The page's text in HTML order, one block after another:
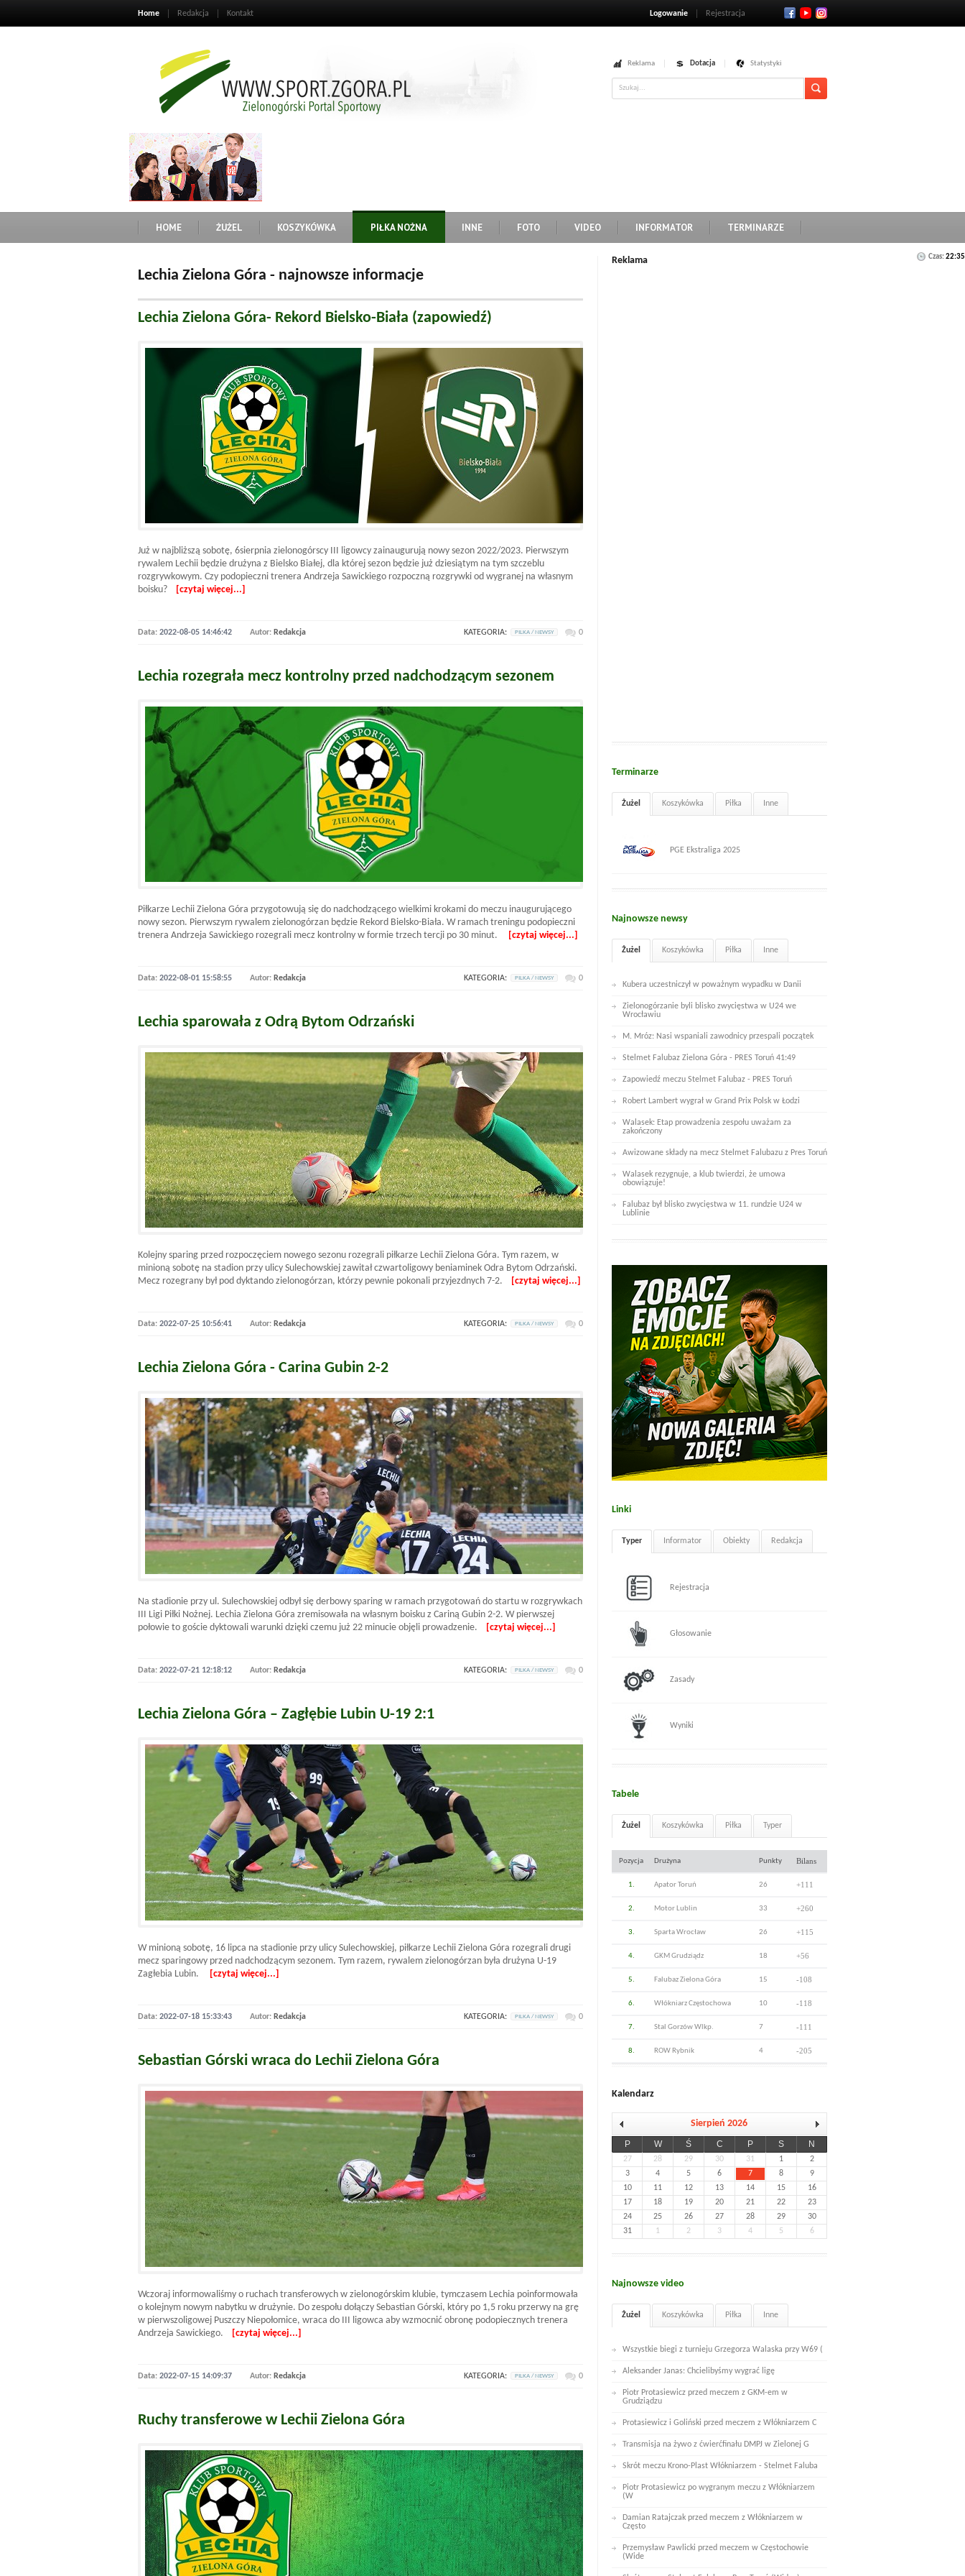
Home Redakcja Kontakt Logowanie Rejestracja
Reklama Dotacja Statystyki
HOME ŻUŻEL KOSZYKÓWKA PIŁKA NOŻNA INNE FOTO VIDEO INFORMATOR TERMINARZE
Czas:22:35
Lechia Zielona Góra - najnowsze informacje
Lechia Zielona Góra- Rekord Bielsko-Biała (zapowiedź)
Już w najbliższą sobotę, 6sierpnia zielonogórscy III ligowcy zainaugurują nowy sezon 2022/2023. Pierwszym
rywalem Lechii będzie drużyna z Bielsko Białej, dla której sezon będzie już dziesiątym na tym szczeblu
rozgrywkowym. Czy podopieczni trenera Andrzeja Sawickiego rozpoczną rozgrywki od wygranej na własnym
boisku?
[czytaj więcej...]
Data: 2022-08-05 14:46:42 Autor: Redakcja KATEGORIA: PILKA / NEWSY 0
Lechia rozegrała mecz kontrolny przed nadchodzącym sezonem
Piłkarze Lechii Zielona Góra przygotowują się do nadchodzącego wielkimi krokami do meczu inaugurującego
nowy sezon. Pierwszym rywalem zielonogórzan będzie Rekord Bielsko-Biała. W ramach treningu podopieczni
trenera Andrzeja Sawickiego rozegrali mecz kontrolny w formie trzech tercji po 30 minut.
[czytaj więcej...]
Data: 2022-08-01 15:58:55 Autor: Redakcja KATEGORIA: PILKA / NEWSY 0
Lechia sparowała z Odrą Bytom Odrzański
Kolejny sparing przed rozpoczęciem nowego sezonu rozegrali piłkarze Lechii Zielona Góra. Tym razem, w
minioną sobotę na stadion przy ulicy Sulechowskiej zawitał czwartoligowy beniaminek Odra Bytom Odrzański.
Mecz rozegrany był pod dyktando zielonogórzan, którzy pewnie pokonali przyjezdnych 7-2.
[czytaj więcej...]
Data: 2022-07-25 10:56:41 Autor: Redakcja KATEGORIA: PILKA / NEWSY 0
Lechia Zielona Góra - Carina Gubin 2-2
Na stadionie przy ul. Sulechowskiej odbył się derbowy sparing w ramach przygotowań do startu w rozgrywkach
III Ligi Piłki Nożnej. Lechia Zielona Góra zremisowała na własnym boisku z Cariną Gubin 2-2. W pierwszej
połowie to goście dyktowali warunki dzięki czemu już 22 minucie objęli prowadzenie.
[czytaj więcej...]
Data: 2022-07-21 12:18:12 Autor: Redakcja KATEGORIA: PILKA / NEWSY 0
Lechia Zielona Góra – Zagłębie Lubin U-19 2:1
W minioną sobotę, 16 lipca na stadionie przy ulicy Sulechowskiej, piłkarze Lechii Zielona Góra rozegrali drugi
mecz sparingowy przed nadchodzącym sezonem. Tym razem, rywalem zielonogórzan była drużyna U-19
Zagłebia Lubin.
[czytaj więcej...]
Data: 2022-07-18 15:33:43 Autor: Redakcja KATEGORIA: PILKA / NEWSY 0
Sebastian Górski wraca do Lechii Zielona Góra
Wczoraj informowaliśmy o ruchach transferowych w zielonogórskim klubie, tymczasem Lechia poinformowała
o kolejnym nowym nabytku w drużynie. Do zespołu dołączy Sebastian Górski, który po 1,5 roku przerwy na grę
w pierwszoligowej Puszczy Niepołomice, wraca do III ligowca aby wzmocnić obronę podopiecznych trenera
Andrzeja Sawickiego.
[czytaj więcej...]
Data: 2022-07-15 14:09:37 Autor: Redakcja KATEGORIA: PILKA / NEWSY 0
Ruchy transferowe w Lechii Zielona Góra
Reklama
Terminarze
Żużel Koszykówka Piłka Inne
PGE Ekstraliga 2025
Najnowsze newsy
Żużel Koszykówka Piłka Inne
Kubera uczestniczył w poważnym wypadku w Danii
Zielonogórzanie byli blisko zwycięstwa w U24 we
Wrocławiu
M. Mróz: Nasi wspaniali zawodnicy przespali początek
Stelmet Falubaz Zielona Góra - PRES Toruń 41:49
Zapowiedź meczu Stelmet Falubaz - PRES Toruń
Robert Lambert wygrał w Grand Prix Polsk w Łodzi
Walasek: Etap prowadzenia zespołu uważam za
zakończony
Awizowane składy na mecz Stelmet Falubazu z Pres Toruń
Walasek rezygnuje, a klub twierdzi, że umowa
obowiązuje!
Falubaz był blisko zwycięstwa w 11. rundzie U24 w
Lublinie
Linki
Typer Informator Obiekty Redakcja
Rejestracja
Głosowanie
Zasady
Wyniki
Tabele
Żużel Koszykówka Piłka Typer
Pozycja Drużyna Punkty Bilans
1. Apator Toruń 26 +111
2. Motor Lublin 33 +260
3. Sparta Wrocław 26 +115
4. GKM Grudziądz 18 +56
5. Falubaz Zielona Góra 15 -108
6. Włókniarz Częstochowa 10 -118
7. Stal Gorzów Wlkp. 7 -111
8. ROW Rybnik 4 -205
Kalendarz
Sierpień 2026
P W Ś C P S N
27 28 29 30 31 1
2
3
4 5 6 7 8
9
10
11 12 13 14 15
16
17
18 19 20 21 22
23
24
25 26 27 28 29
30
31
1 2 3 4 5 6
Najnowsze video
Żużel Koszykówka Piłka Inne
Wszystkie biegi z turnieju Grzegorza Walaska przy W69 (
Aleksander Janas: Chcielibyśmy wygrać ligę
Piotr Protasiewicz przed meczem z GKM-em w
Grudziądzu
Protasiewicz i Goliński przed meczem z Włókniarzem C
Transmisja na żywo z ćwierćfinału DMPJ w Zielonej G
Skrót meczu Krono-Plast Włókniarzem - Stelmet Faluba
Piotr Protasiewicz po wygranym meczu z Włókniarzem
(W
Damian Ratajczak przed meczem z Włókniarzem w
Często
Przemysław Pawlicki przed meczem w Częstochowie
(Wide